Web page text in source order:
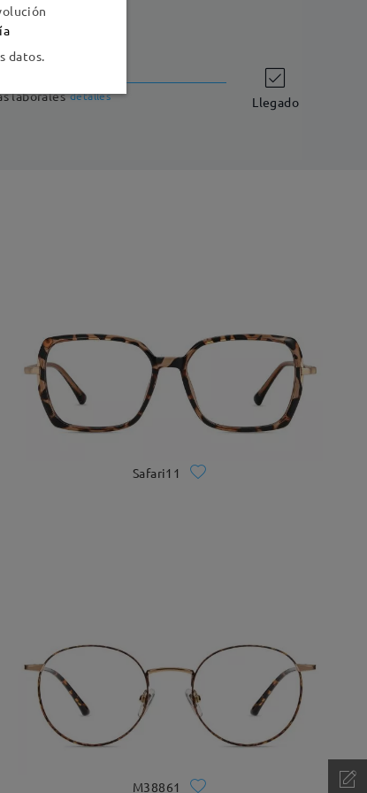
laborales detalles Llegado
Safari11
M38861
datos.